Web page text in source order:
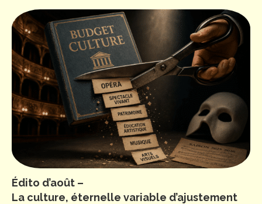
Édito d’août –
La culture, éternelle variable d’ajustement